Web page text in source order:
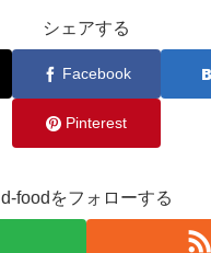
シェアする
Facebook
Pinterest
d-foodをフォローする